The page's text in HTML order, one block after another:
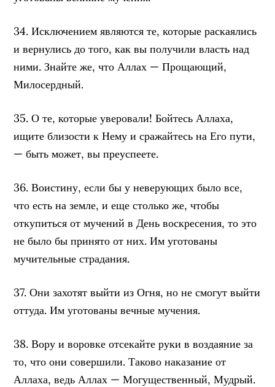
34. Исключением являются те, которые раскаялись
и вернулись до того, как вы получили власть над
ними. Знайте же, что Аллах — Прощающий,
Милосердный.
35. О те, которые уверовали! Бойтесь Аллаха,
ищите близости к Нему и сражайтесь на Его пути,
— быть может, вы преуспеете.
36. Воистину, если бы у неверующих было все,
что есть на земле, и еще столько же, чтобы
откупиться от мучений в День воскресения, то это
не было бы принято от них. Им уготованы
мучительные страдания.
37. Они захотят выйти из Огня, но не смогут выйти
оттуда. Им уготованы вечные мучения.
38. Вору и воровке отсекайте руки в воздаяние за
то, что они совершили. Таково наказание от
Аллаха, ведь Аллах — Могущественный, Мудрый.